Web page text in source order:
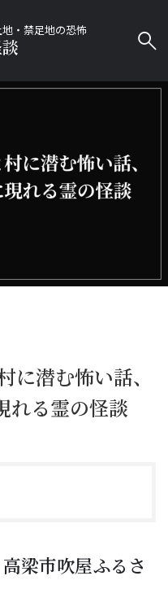
・禁足地の恐怖
に潜む怖い話、
れる霊の怪談
梁市吹屋ふるさ